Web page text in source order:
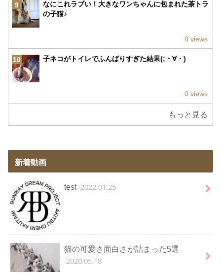
9
なにこれラブい！大きなワンちゃんに包まれた茶トラ
の子猫♪
0 views
10 子ネコがトイレでふんばりすぎた結果(;・∀・)
0 views
もっと見る
新着動画
test 2022.01.25
猫の可愛さ面白さが詰まった5選
2020.05.18